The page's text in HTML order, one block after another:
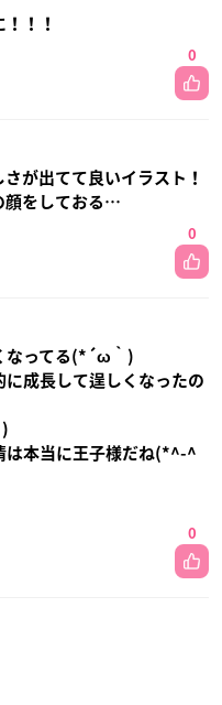
！！
0
が出てて良いイラスト！
顔をしておる…
0
なってる(*´ω｀)
成長して逞しくなったの
は本当に王子様だね(*^-^
0